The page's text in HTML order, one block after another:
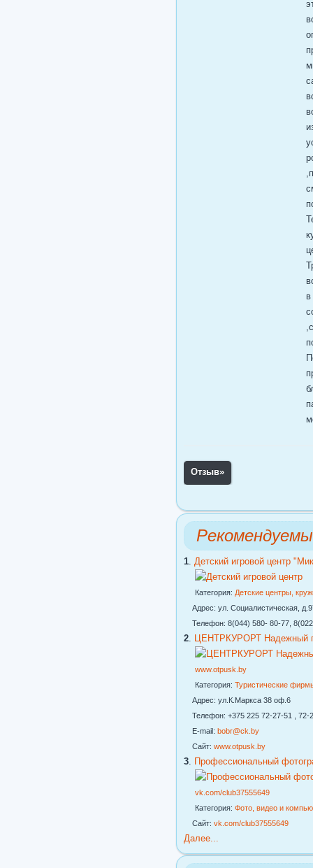
Отзыв»
1. Детский игровой центр
Категория: Детские центры,
Адрес: ул. Социалистическая,
Телефон: 8(044) 580- 80-77,
2. ЦЕНТРКУРОРТ Надежный
www.otpusk.by
Категория: Туристические
Адрес: ул.К.Маркса 38 оф.6
Телефон: +375 225 72-27-51 , 72-
E-mail: bobr@ck.by
Сайт: www.otpusk.by
3. Профессиональный
vk.com/club37555649
Категория: Фото, видео и
Сайт: vk.com/club37555649
Далее...